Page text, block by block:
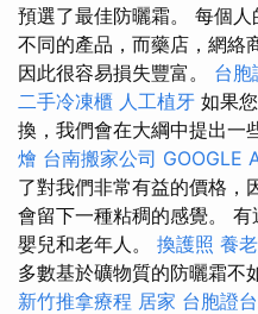
預選了最佳防曬霜。 每個
不同的產品，而藥店，網絡
因此很容易損失豐富。 台胞
二手冷凍櫃 人工植牙 如果
換，我們會在大綱中提出一
燴 台南搬家公司 GOOGLE
了對我們非常有益的價格，
會留下一種粘稠的感覺。 有
嬰兒和老年人。 換護照 養
多數基於礦物質的防曬霜不
新竹推拿療程 居家 台胞證